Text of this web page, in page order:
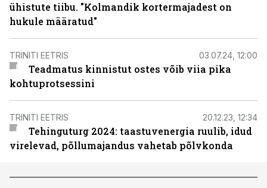
ühistute tiibu. "Kolmandik kortermajadest on
hukule määratud"
TRINITI EETRIS 03.07.24, 12:00
Teadmatus kinnistut ostes võib viia pika
kohtuprotsessini
TRINITI EETRIS 20.12.23, 12:34
Tehinguturg 2024: taastuvenergia ruulib, idud
virelevad, põllumajandus vahetab põlvkonda